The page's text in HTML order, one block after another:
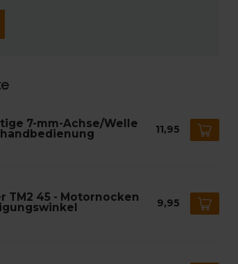
7-mm-Achse/Welle 11,95
TM2 45 - Motornocken 9,95